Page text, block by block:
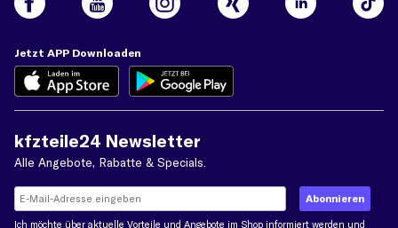
Jetzt APP Downloaden
kfzteile24 Newsletter
Alle Angebote, Rabatte & Specials.
Ich möchte über aktuelle Vorteile und Angebote im Shop informiert werden und